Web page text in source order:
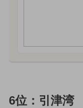
6位：引津湾